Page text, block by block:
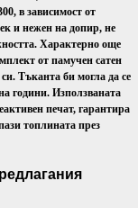
в зависимост от
и нежен на допир, не
Характерно още
от памучен сатен
Тъканта би могла да се
години. Използваната
печат, гарантира
топлината през